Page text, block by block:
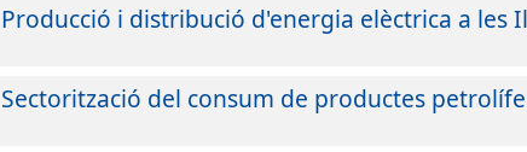
Producció i distribució d'energia elèctrica a les
Sectorització del consum de productes